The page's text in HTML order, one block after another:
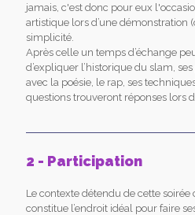
jamais, c'est donc pour eux
artistique lors d’une démonstration
simplicité.
Après celle un temps d’échange
d’expliquer l’historique du slam,
avec la poésie, le rap, ses
questions trouveront réponses lors
2 - Participation
Le contexte détendu de cette
constitue l’endroit idéal pour faire